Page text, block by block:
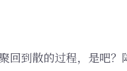
回到散的过程，是吧？